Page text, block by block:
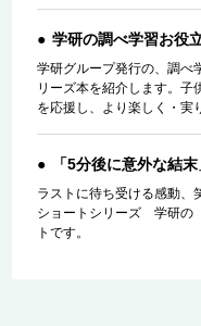
学研の調べ学習お役
学研グループ発行の、調べ
リーズ本を紹介します。子
を応援し、より楽しく・実
「5分後に意外な結
ラストに待ち受ける感動、
ショートシリーズ 学研の
トです。